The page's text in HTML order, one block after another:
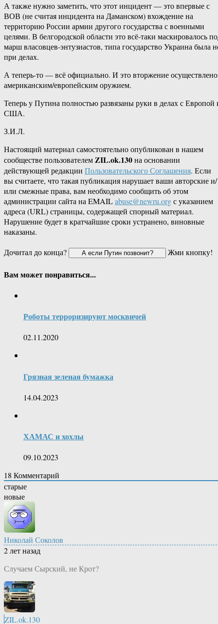
А также нужно заметить, что этот инцидент — это впервые с
ВОВ (не считая инцидента на Даманском) вхождение на
территорию России армии другого государства с военными
целями. В белгородской области это всё-таки маскировалось
марш власовцев-энтузиастов, типа государство Украина была
при делах.
А теперь-то — всё официально. И это вторжение осуществлено
американским/европейским оружием.
Теперь у Путина полностью развязаны руки в делах с Европой
США.
З.И.Л.
Настоящий материал самостоятельно опубликован в нашем
сообществе пользователемZIL.ok.130на основании
действующей редакции Пользовательского Соглашения. Если
вы считаете, что такая публикация нарушает ваши авторские и/
или смежные права, вам необходимо сообщить об этом
администрации сайта на EMAILabuse@newru.orgс указанием
адреса (URL) страницы, содержащей спорный материал.
Нарушение будет в кратчайшие сроки устранено, виновные
наказаны.
Дочитал до конца?
Жми кнопку!
Вам может понравиться...
Роботы терроризируют москвичей
02.11.2020
Грязная зеленая бумажка
14.04.2023
ХАМАС и хохлы
09.10.2023
18 Комментарий
старые
новые
Николай Соколов
2 лет назад
Случаем Сырский, не Крот?
ZIL.ok.130